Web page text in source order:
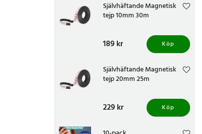
Självhäftande Magnetisk
tejp 10mm 30m
Pris :189 kr
189 kr Köp
Självhäftande Magnetisk
tejp 20mm 25m
Pris:229 kr
229 kr Köp